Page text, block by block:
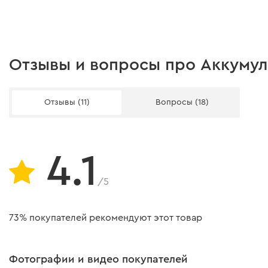
Инструкция
Отзывы и вопросы про
Отзывы (11) Вопросы (18)
4.1 /5
73% покупателей рекомендуют этот товар
Фотографии и видео покупателей